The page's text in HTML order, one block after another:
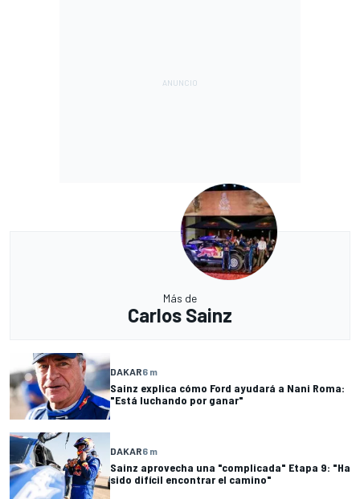
Más de
Carlos Sainz
DAKAR6 m
Sainz explica cómo Ford ayudará a Nani Roma:
"Está luchando por ganar"
DAKAR6 m
Sainz aprovecha una "complicada" Etapa 9: "Ha
sido difícil encontrar el camino"